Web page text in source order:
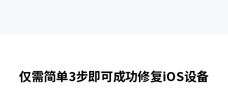
仅需简单3步即可成功修复iOS设备